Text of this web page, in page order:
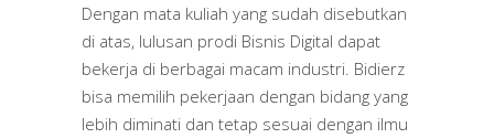
Dengan mata kuliah yang sudah disebutkan
di atas, lulusan prodi Bisnis Digital dapat
bekerja di berbagai macam industri. Bidierz
bisa memilih pekerjaan dengan bidang yang
lebih diminati dan tetap sesuai dengan ilmu